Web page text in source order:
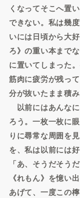
くなってそこへ置
できない。私は幾
いには日頃から大
ろ》の重い本まで
に置いてしまった
筋肉に疲労が残っ
分が抜いたまま積
以前にはあんな
ろう。一枚一枚に
りに尋常な周囲を
を、私は以前には
「あ、そうだそう
《れもん》を憶い
あげて、一度この